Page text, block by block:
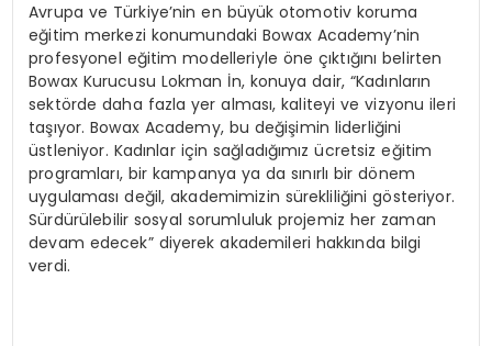
Avrupa ve Türkiye’nin en büyük otomotiv koruma
eğitim merkezi konumundaki Bowax Academy’nin
profesyonel eğitim modelleriyle öne çıktığını belirten
Bowax Kurucusu Lokman İn, konuya dair, “Kadınların
sektörde daha fazla yer alması, kaliteyi ve vizyonu ileri
taşıyor. Bowax Academy, bu değişimin liderliğini
üstleniyor. Kadınlar için sağladığımız ücretsiz eğitim
programları, bir kampanya ya da sınırlı bir dönem
uygulaması değil, akademimizin sürekliliğini gösteriyor.
Sürdürülebilir sosyal sorumluluk projemiz her zaman
devam edecek” diyerek akademileri hakkında bilgi
verdi.